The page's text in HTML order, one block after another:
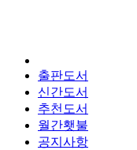
출판도서
신간도서
추천도서
월간횃불
공지사항